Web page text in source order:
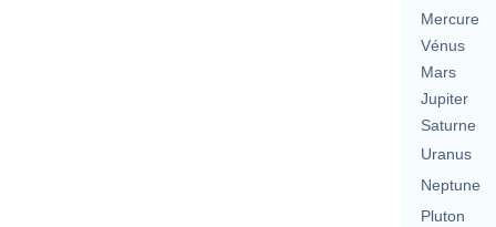
Mercure
Vénus
Mars
Jupiter
Saturne
Uranus
Neptune
Pluton